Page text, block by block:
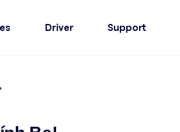
Driver Support